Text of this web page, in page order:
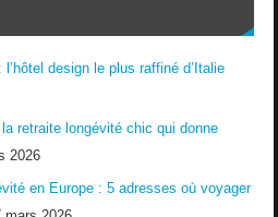
design le plus raffiné d’Italie
retraite longévité chic qui donne
2026
en Europe : 5 adresses où voyager